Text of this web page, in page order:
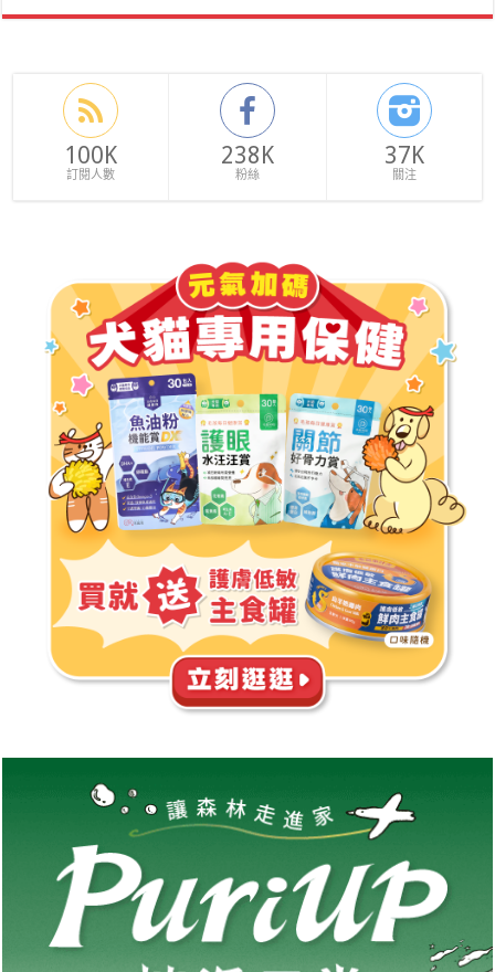
100K
訂閱人數
238K
粉絲
37K
關注